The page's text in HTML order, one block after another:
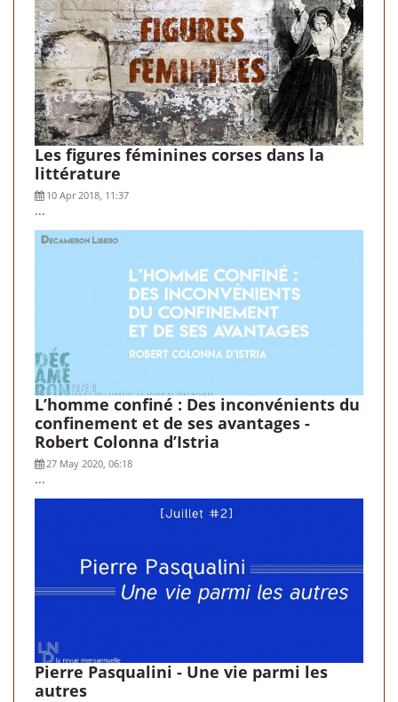
Les figures féminines corses dans la
littérature
10 Apr 2018, 11:37
...
L’homme confiné : Des inconvénients du
confinement et de ses avantages -
Robert Colonna d’Istria
27 May 2020, 06:18
...
Pierre Pasqualini - Une vie parmi les
autres